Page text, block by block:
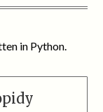
in Python.